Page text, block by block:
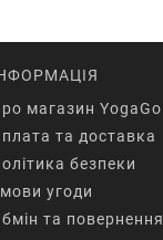
магазин YogaGo
та доставка
безпеки
угоди
та повернення